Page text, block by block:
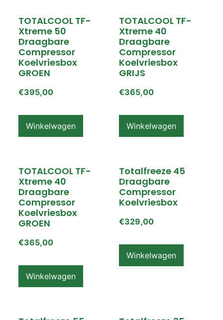
TOTALCOOL TF-
Xtreme 50
Draagbare
Compressor
Koelvriesbox
GROEN
€395,00
Winkelwagen
TOTALCOOL TF-
Xtreme 40
Draagbare
Compressor
Koelvriesbox
GRIJS
€365,00
Winkelwagen
TOTALCOOL TF-
Xtreme 40
Draagbare
Compressor
Koelvriesbox
GROEN
€365,00
Winkelwagen
Totalfreeze 45
Draagbare
Compressor
Koelvriesbox
€329,00
Winkelwagen